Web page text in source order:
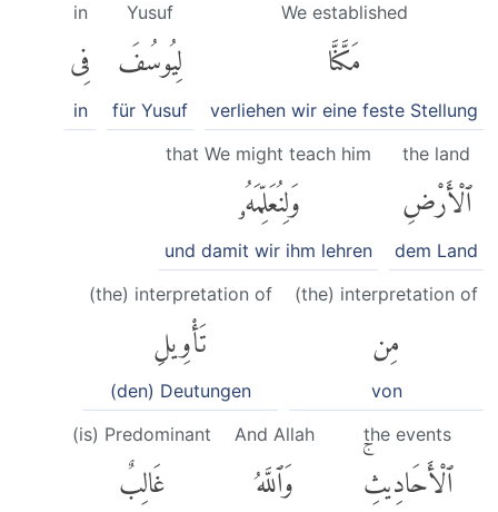
We established
مَكَّنَّا
verliehen wir eine feste Stellung
Yusuf
لِيُوسُفَ
für Yusuf
in
فِى
in
the land
ٱلْأَرْضِ
dem Land
that We might teach him
وَلِنُعَلِّمَهُۥ
und damit wir ihm lehren
(the) interpretation of
مِن
von
(the) interpretation of
تَأْوِيلِ
(den) Deutungen
the events
ٱلْأَحَادِيثِۚ
And Allah
وَٱللَّهُ
(is) Predominant
غَالِبٌ